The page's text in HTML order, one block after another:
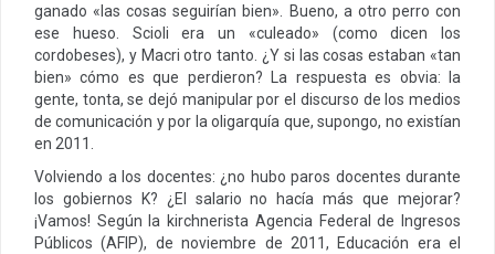
ganado «las cosas seguirían bien». Bueno, a otro perro con
ese hueso. Scioli era un «culeado» (como dicen los
cordobeses), y Macri otro tanto. ¿Y si las cosas estaban «tan
bien» cómo es que perdieron? La respuesta es obvia: la
gente, tonta, se dejó manipular por el discurso de los medios
de comunicación y por la oligarquía que, supongo, no existían
en 2011.
Volviendo a los docentes: ¿no hubo paros docentes durante
los gobiernos K? ¿El salario no hacía más que mejorar?
¡Vamos! Según la kirchnerista Agencia Federal de Ingresos
Públicos (AFIP), de noviembre de 2011, Educación era el